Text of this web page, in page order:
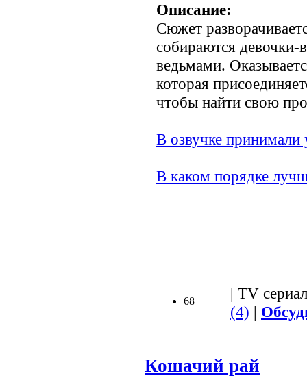
Описание:
Сюжет
собираются
ведьмами.
которая
чтобы найти свою
В озвучке принимали
В каком порядке
68
| TV
(4) |
Кошачий рай